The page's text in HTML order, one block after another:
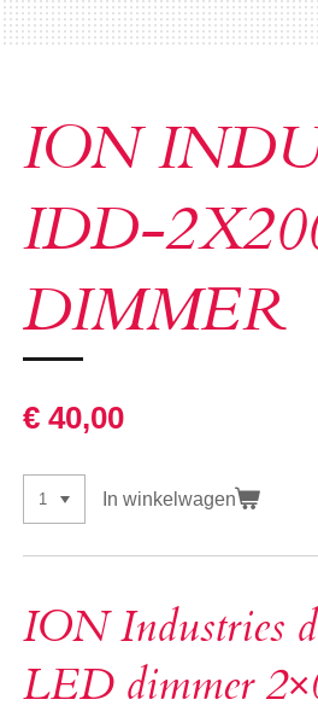
ION
IDD-
DIMMER
€ 40,00
In winkelwagen
ION Industries
LED dimmer